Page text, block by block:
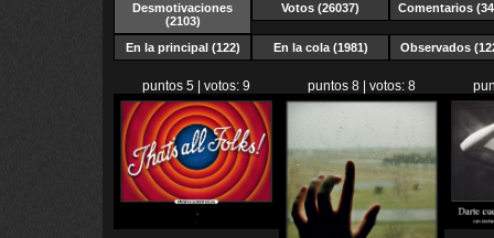
Desmotivaciones
(2103)
Votos (26037) Comentarios
En la principal (122) En la cola (1981) Observados
puntos 5 | votos: 9 puntos 8 | votos: 8